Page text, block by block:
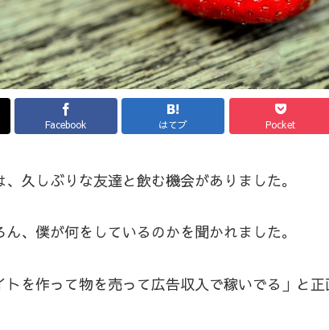
Facebook はてブ Pocket
久しぶりな友達と飲む機会がありました。
、僕が何をしているのかを聞かれました。
トを作って物を売って広告収入で稼いでる」と正